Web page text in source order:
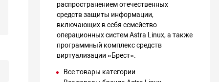
распространением отечественных
средств защиты информации,
включающих в себя семейство
операционных систем Astra Linux, а также
программный комплекс средств
виртуализации «Брест».
Все товары категории